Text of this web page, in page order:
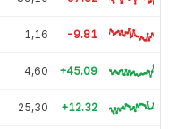
1,16 -9.81
4,60 +45.09
25,30 +12.32